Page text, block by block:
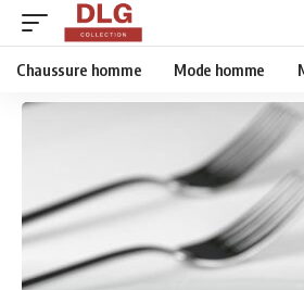
Chaussure homme Mode homme